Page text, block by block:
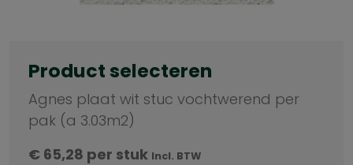
Product selecteren
Agnes plaat wit stuc vochtwerend per
pak (a 3.03m2)
€ 65,28 per stuk Incl. BTW